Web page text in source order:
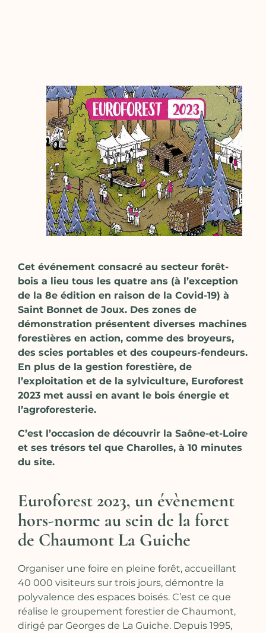
Cet événement consacré au secteur forêt-
bois a lieu tous les quatre ans (à l’exception
de la 8e édition en raison de la Covid-19) à
Saint Bonnet de Joux. Des zones de
démonstration présentent diverses machines
forestières en action, comme des broyeurs,
des scies portables et des coupeurs-fendeurs.
En plus de la gestion forestière, de
l’exploitation et de la sylviculture, Euroforest
2023 met aussi en avant le bois énergie et
l’agroforesterie.
C’est l’occasion de découvrir la Saône-et-Loire
et ses trésors tel que Charolles, à 10 minutes
du site.
Euroforest 2023, un évènement
hors-norme au sein de la foret
de Chaumont La Guiche
Organiser une foire en pleine forêt, accueillant
40 000 visiteurs sur trois jours, démontre la
polyvalence des espaces boisés. C’est ce que
réalise le groupement forestier de Chaumont,
dirigé par Georges de La Guiche. Depuis 1995,